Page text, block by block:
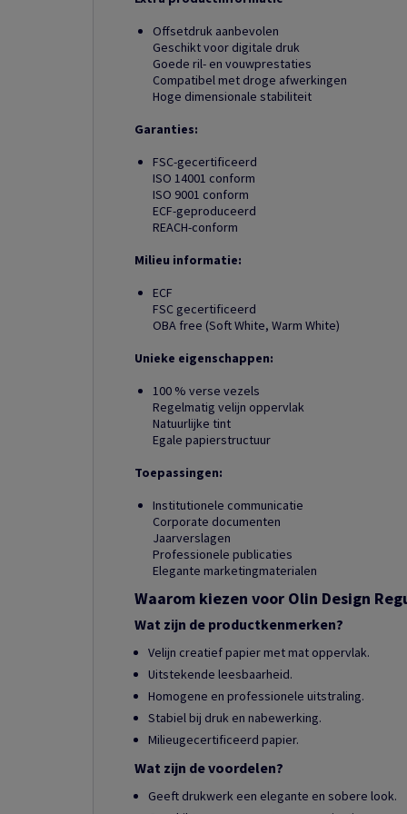
Offsetdruk aanbevolen
Geschikt voor digitale druk
Goede ril- en vouwprestaties
Compatibel met droge afwerkingen
Hoge dimensionale stabiliteit
Garanties:
FSC-gecertificeerd
ISO 14001 conform
ISO 9001 conform
ECF-geproduceerd
REACH-conform
Milieu informatie:
ECF
FSC gecertificeerd
OBA free (Soft White, Warm White)
Unieke eigenschappen:
100 % verse vezels
Regelmatig velijn oppervlak
Natuurlijke tint
Egale papierstructuur
Toepassingen:
Institutionele communicatie
Corporate documenten
Jaarverslagen
Professionele publicaties
Elegante marketingmaterialen
Waarom kiezen voor Olin Design
Wat zijn de productkenmerken?
Velijn creatief papier met mat oppervlak.
Uitstekende leesbaarheid.
Homogene en professionele uitstraling.
Stabiel bij druk en nabewerking.
Milieugecertificeerd papier.
Wat zijn de voordelen?
Geeft drukwerk een elegante en sobere look.